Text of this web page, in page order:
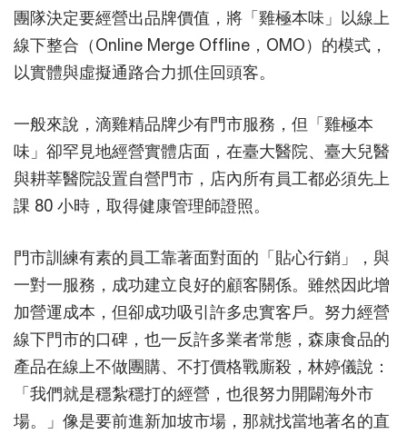
團隊決定要經營出品牌價值，將「雞極本味」以線上
線下整合（Online Merge Offline，OMO）的模式，
以實體與虛擬通路合力抓住回頭客。
一般來說，滴雞精品牌少有門市服務，但「雞極本
味」卻罕見地經營實體店面，在臺大醫院、臺大兒醫
與耕莘醫院設置自營門市，店內所有員工都必須先上
課 80 小時，取得健康管理師證照。
門市訓練有素的員工靠著面對面的「貼心行銷」，與
一對一服務，成功建立良好的顧客關係。雖然因此增
加營運成本，但卻成功吸引許多忠實客戶。努力經營
線下門市的口碑，也一反許多業者常態，森康食品的
產品在線上不做團購、不打價格戰廝殺，林婷儀說：
「我們就是穩紮穩打的經營，也很努力開闢海外市
場。」像是要前進新加坡市場，那就找當地著名的直